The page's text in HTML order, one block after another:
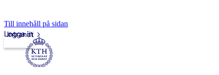
Till innehåll på sidan
Intranät
Logga in